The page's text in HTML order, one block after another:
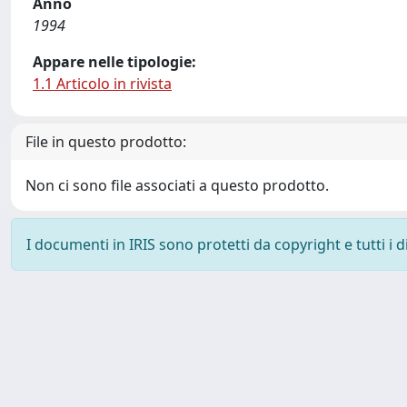
1994
Appare nelle tipologie:
1.1 Articolo in rivista
File in questo prodotto:
Non ci sono file associati a questo prodotto.
I documenti in IRIS sono protetti da copyright e tutti i